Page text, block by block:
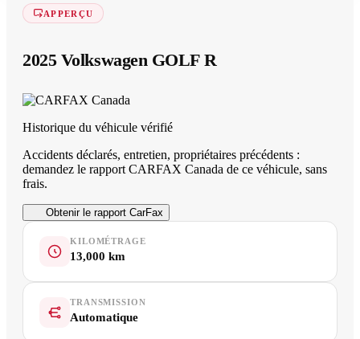
APPERÇU
2025 Volkswagen GOLF R
Historique du véhicule vérifié
Accidents déclarés, entretien, propriétaires précédents :
demandez le rapport CARFAX Canada de ce véhicule, sans
frais.
Obtenir le rapport CarFax
KILOMÉTRAGE
13,000 km
TRANSMISSION
Automatique